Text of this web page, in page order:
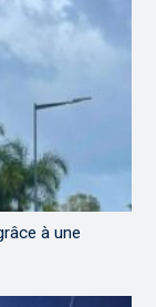
à une